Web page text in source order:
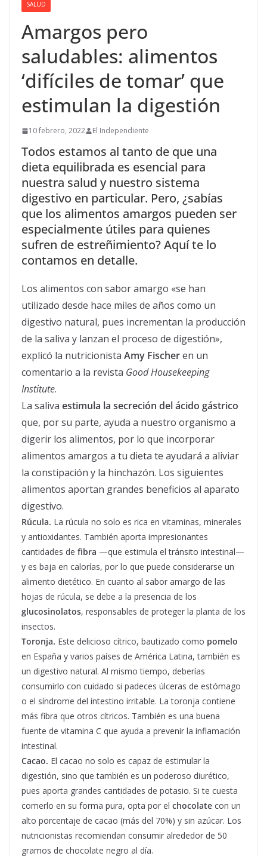
SALUD
Amargos pero
saludables: alimentos
‘difíciles de tomar’ que
estimulan la digestión
10 febrero, 2022 El Independiente
Todos estamos al tanto de que una
dieta equilibrada es esencial para
nuestra salud y nuestro sistema
digestivo en particular. Pero, ¿sabías
que los alimentos amargos pueden ser
especialmente útiles para quienes
sufren de estreñimiento? Aquí te lo
contamos en detalle.
Los alimentos con sabor amargo «se han
utilizado desde hace miles de años como un
digestivo natural, pues incrementan la producción
de la saliva y lanzan el proceso de digestión»,
explicó la nutricionista Amy Fischeren un
comentario a la revista Good Housekeeping
Institute.
La saliva estimula la secreción del ácido gástrico
que, por su parte, ayuda a nuestro organismo a
digerir los alimentos, por lo que incorporar
alimentos amargos a tu dieta te ayudará a aliviar
la constipación y la hinchazón. Los siguientes
alimentos aportan grandes beneficios al aparato
digestivo.
Rúcula. La rúcula no solo es rica en vitaminas, minerales
y antioxidantes. También aporta impresionantes
cantidades de fibra —que estimula el tránsito intestinal—
y es baja en calorías, por lo que puede considerarse un
alimento dietético. En cuanto al sabor amargo de las
hojas de rúcula, se debe a la presencia de los
glucosinolatos, responsables de proteger la planta de los
insectos.
Toronja. Este delicioso cítrico, bautizado como pomelo
en España y varios países de América Latina, también es
un digestivo natural. Al mismo tiempo, deberías
consumirlo con cuidado si padeces úlceras de estómago
o el síndrome del intestino irritable. La toronja contiene
más fibra que otros cítricos. También es una buena
fuente de vitamina C que ayuda a prevenir la inflamación
intestinal.
Cacao. El cacao no solo es capaz de estimular la
digestión, sino que también es un poderoso diurético,
pues aporta grandes cantidades de potasio. Si te cuesta
comerlo en su forma pura, opta por el chocolate con un
alto porcentaje de cacao (más del 70%) y sin azúcar. Los
nutricionistas recomiendan consumir alrededor de 50
gramos de chocolate negro al día.